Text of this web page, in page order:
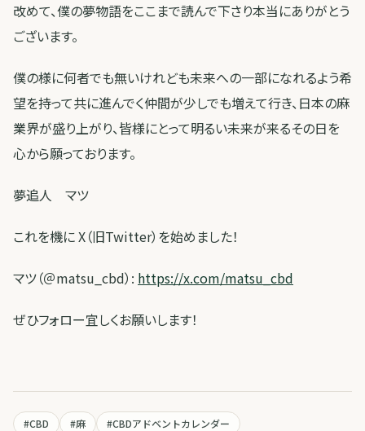
改めて、僕の夢物語をここまで読んで下さり本当にありがとう
ございます。
僕の様に何者でも無いけれども未来への一部になれるよう希
望を持って共に進んでく仲間が少しでも増えて行き、日本の麻
業界が盛り上がり、皆様にとって明るい未来が来るその日を
心から願っております。
夢追人 マツ
これを機に X（旧Twitter）を始めました！
マツ（＠matsu_cbd）: https://x.com/matsu_cbd
ぜひフォロー宜しくお願いします！
#CBD #麻 #CBDアドベントカレンダー